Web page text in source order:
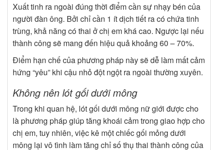
Xuất tinh ra ngoài đúng thời điểm cần sự nhạy bén của
người đàn ông. Bởi chỉ cần 1 ít dịch tiết ra có chứa tinh
trùng, khả năng có thai ở chị em khá cao. Ngược lại nếu
thành công sẽ mang đến hiệu quả khoảng 60 – 70%.
Điểm hạn chế của phương pháp này sẽ dễ làm mất cảm
hứng “yêu” khi cậu nhỏ đột ngột ra ngoài thường xuyên.
Không nên lót gối dưới mông
Trong khi quan hệ, lót gối dưới mông nữ giới được cho
là phương pháp giúp tăng khoái cảm trong giao hợp cho
chị em, tuy nhiên, việc kê một chiếc gối mỏng dưới
mông lại vô tình làm tăng chỉ số thụ thai thành công của